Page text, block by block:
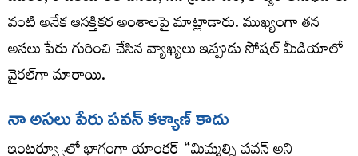
వంటి అనేక ఆసక్తికర అంశాలపై మాట్లాడారు. ముఖ్యంగా తన
అసలు పేరు గురించి చేసిన వ్యాఖ్యలు ఇప్పుడు సోషల్ మీడియాలో
వైరల్‌గా మారాయి.
నా అసలు పేరు పవన్ కళ్యాణ్ కాదు